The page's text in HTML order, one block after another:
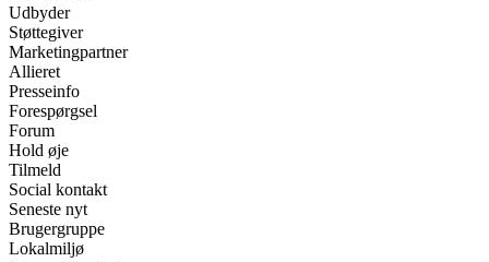
Udbyder
Støttegiver
Marketingpartner
Allieret
Presseinfo
Forespørgsel
Forum
Hold øje
Tilmeld
Social kontakt
Seneste nyt
Brugergruppe
Lokalmiljø